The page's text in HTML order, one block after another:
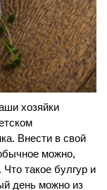
хозяйки
Внести в свой
можно,
такое булгур и
день можно из